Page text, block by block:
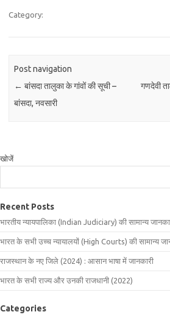
Category:
Post navigation
← बांसदा तालुका के गांवों की सूची –
बांसदा, नवसारी
गणदेवी
खोजें
Recent Posts
भारतीय न्यायपालिका (Indian Judiciary) की सामान्य
भारत के सभी उच्च न्यायालयों (High Courts) की सामान्य
राजस्थान के नए जिले (2024) : आसान भाषा में जानकारी
भारत के सभी राज्य और उनकी राजधानी (2022)
Categories